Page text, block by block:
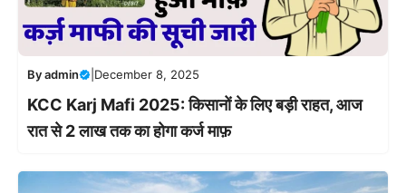
Byadmin December 8, 2025
KCC Karj Mafi 2025: किसानों के लिए बड़ी राहत, आज
रात से 2 लाख तक का होगा कर्ज माफ़